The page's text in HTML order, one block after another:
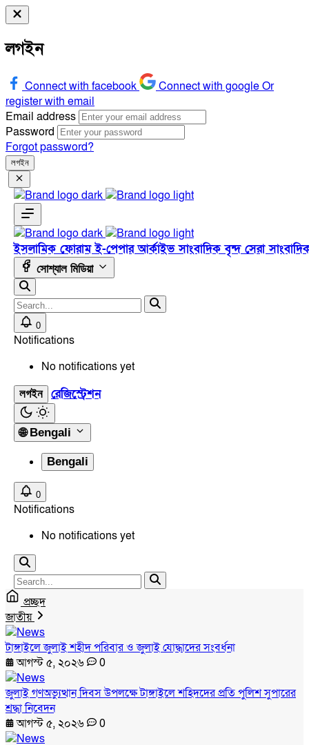
লগইন
Connect with facebook Connect with googleOr
register with email
Email address
Password
Forgot password?
লগইন
ইসলামিক ফোরামই-পেপারআর্কাইভসাংবাদিক বৃন্দসেরা
সোশ্যাল মিডিয়া
0
Notifications
No notifications yet
লগইন রেজিস্ট্রেশন
🌐 Bengali
Bengali
0
Notifications
No notifications yet
প্রচ্ছদ
জাতীয়
টাঙ্গাইলে জুলাই শহীদ পরিবার ও জুলাই যোদ্ধাদের সংবর্ধনা
আগস্ট ৫, ২০২৬
0
জুলাই গণঅভ্যুত্থান দিবস উপলক্ষে টাঙ্গাইলে শহিদদের প্রতি পুলিশ সুপারের
শ্রদ্ধা নিবেদন
আগস্ট ৫, ২০২৬
0